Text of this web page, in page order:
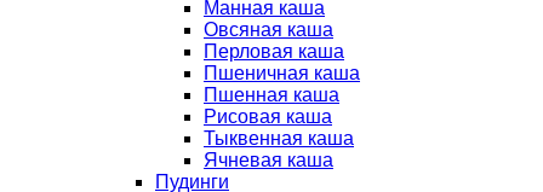
Манная каша
Овсяная каша
Перловая каша
Пшеничная каша
Пшенная каша
Рисовая каша
Тыквенная каша
Ячневая каша
Пудинги